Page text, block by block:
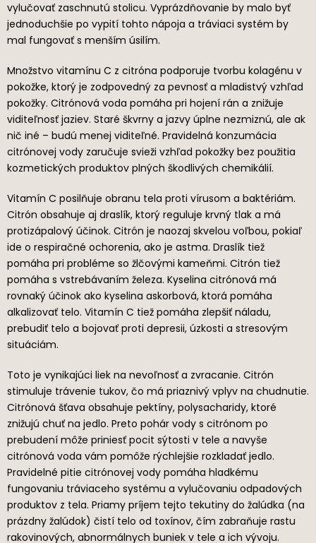
vylučovať zaschnutú stolicu. Vyprázdňovanie by malo byť
jednoduchšie po vypití tohto nápoja a tráviaci systém by
mal fungovať s menším úsilím.
Množstvo vitamínu C z citróna podporuje tvorbu kolagénu v
pokožke, ktorý je zodpovedný za pevnosť a mladistvý vzhľad
pokožky. Citrónová voda pomáha pri hojení rán a znižuje
viditeľnosť jaziev. Staré škvrny a jazvy úplne nezmiznú, ale ak
nič iné – budú menej viditeľné. Pravidelná konzumácia
citrónovej vody zaručuje svieži vzhľad pokožky bez použitia
kozmetických produktov plných škodlivých chemikálií.
Vitamín C posilňuje obranu tela proti vírusom a baktériám.
Citrón obsahuje aj draslík, ktorý reguluje krvný tlak a má
protizápalový účinok. Citrón je naozaj skvelou voľbou, pokiaľ
ide o respiračné ochorenia, ako je astma. Draslík tiež
pomáha pri probléme so žlčovými kameňmi. Citrón tiež
pomáha s vstrebávaním železa. Kyselina citrónová má
rovnaký účinok ako kyselina askorbová, ktorá pomáha
alkalizovať telo. Vitamín C tiež pomáha zlepšiť náladu,
prebudiť telo a bojovať proti depresii, úzkosti a stresovým
situáciám.
Toto je vynikajúci liek na nevoľnosť a zvracanie. Citrón
stimuluje trávenie tukov, čo má priaznivý vplyv na chudnutie.
Citrónová šťava obsahuje pektíny, polysacharidy, ktoré
znižujú chuť na jedlo. Preto pohár vody s citrónom po
prebudení môže priniesť pocit sýtosti v tele a navyše
citrónová voda vám pomôže rýchlejšie rozkladať jedlo.
Pravidelné pitie citrónovej vody pomáha hladkému
fungovaniu tráviaceho systému a vylučovaniu odpadových
produktov z tela. Priamy príjem tejto tekutiny do žalúdka (na
prázdny žalúdok) čistí telo od toxínov, čím zabraňuje rastu
rakovinových, abnormálnych buniek v tele a ich vývoju.